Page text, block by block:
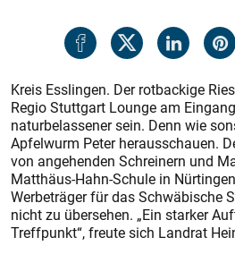
Kreis Esslingen. Der rotbackige
Regio Stuttgart Lounge am
naturbelassener sein. Denn wie
Apfelwurm Peter herausschauen.
von angehenden Schreinern und
Matthäus-Hahn-Schule in
Werbeträger für das Schwäbische
nicht zu übersehen. „Ein starker
Treffpunkt“, freute sich Landrat